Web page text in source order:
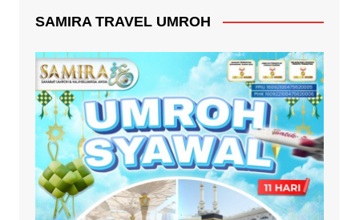
SAMIRA TRAVEL UMROH